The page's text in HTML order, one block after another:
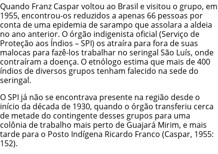
Quando Franz Caspar voltou ao Brasil e visitou o grupo, em
1955, encontrou-os reduzidos a apenas 66 pessoas por
conta de uma epidemia de sarampo que assolara a aldeia
no ano anterior. O órgão indigenista oficial (Serviço de
Proteção aos Índios – SPI) os atraíra para fora de suas
malocas para fazê-los trabalhar no seringal São Luís, onde
contraíram a doença. O etnólogo estima que mais de 400
índios de diversos grupos tenham falecido na sede do
seringal.
O SPI já não se encontrava presente na região desde o
início da década de 1930, quando o órgão transferiu cerca
de metade do contingente desses grupos para uma
colônia de trabalho mais perto de Guajará Mirim, e mais
tarde para o Posto Indígena Ricardo Franco (Caspar, 1955:
152).